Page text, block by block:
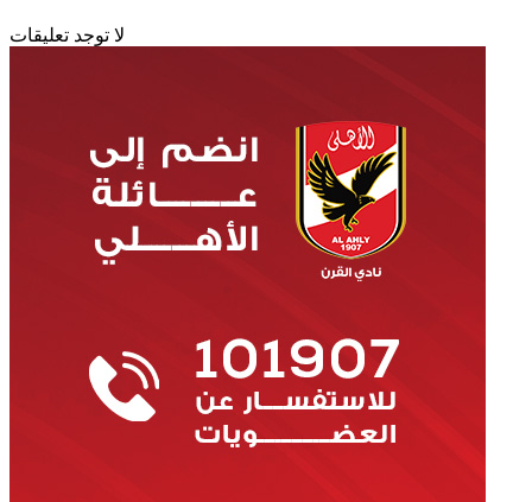
لا توجد تعليقات